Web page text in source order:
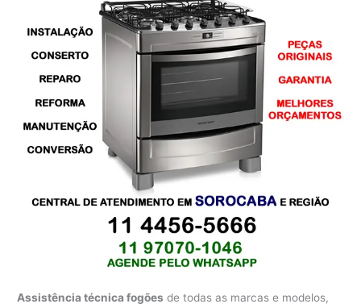
Assistência técnica fogões de todas as marcas e modelos,